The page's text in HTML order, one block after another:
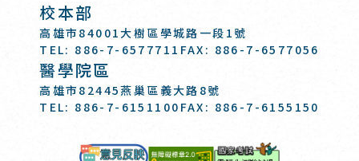
校本部
高雄市84001大樹區學城路一段1號
TEL: 886-7-6577711 FAX: 886-7-6577056
醫學院區
高雄市82445燕巢區義大路8號
TEL: 886-7-6151100 FAX: 886-7-6155150
意見反映 國家考試-電